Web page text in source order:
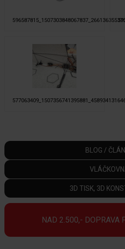
BLOG /
3D TISK, 3D
NAD 2.500,- DOPRAVA